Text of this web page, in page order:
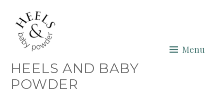
content
HEELS AND BABY
POWDER
Menu